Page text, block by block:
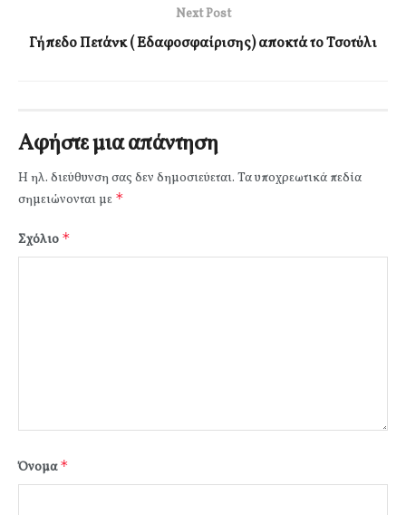
Next Post
Γήπεδο Πετάνκ ( Εδαφοσφαίρισης) αποκτά το Τσοτύλι
Αφήστε μια απάντηση
Η ηλ. διεύθυνση σας δεν δημοσιεύεται. Τα υποχρεωτικά πεδία
σημειώνονται με *
Σχόλιο *
Όνομα*